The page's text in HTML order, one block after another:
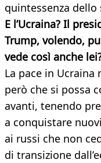
quintessenza
E l’Ucraina? Il
Trump, volendo,
vede così anche
La pace in Ucraina
però che si possa
avanti, tenendo
a conquistare
ai russi che non
di transizione